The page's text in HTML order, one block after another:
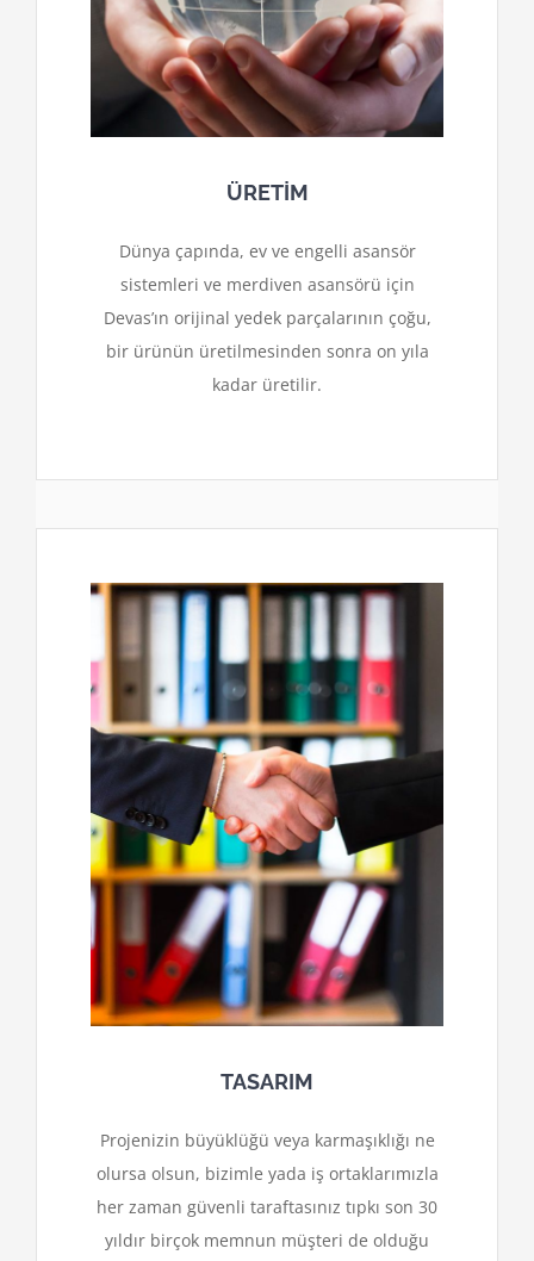
ÜRETİM
Dünya çapında, ev ve engelli asansör
sistemleri ve merdiven asansörü için
Devas’ın orijinal yedek parçalarının çoğu,
bir ürünün üretilmesinden sonra on yıla
kadar üretilir.
TASARIM
Projenizin büyüklüğü veya karmaşıklığı ne
olursa olsun, bizimle yada iş ortaklarımızla
her zaman güvenli taraftasınız tıpkı son 30
yıldır birçok memnun müşteri de olduğu